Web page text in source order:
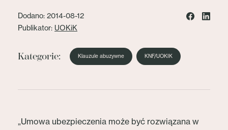
Dodano: 2014-08-12
Publikator: UOKiK
Kategorie: Klauzule abuzywne KNF/UOKIK
„Umowa ubezpieczenia może być rozwiązana w